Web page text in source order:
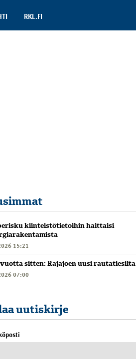
RKL.FI
kiinteistötietoihin haittaisi
15:21
vuotta sitten: Rajajoen uusi rautatiesilta
07:00
uutiskirje